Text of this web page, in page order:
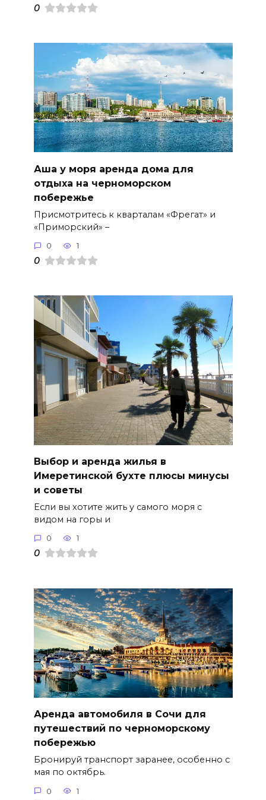
0
Аша у моря аренда дома для
отдыха на черноморском
побережье
Присмотритесь к кварталам «Фрегат» и
«Приморский» –
0 1
0
Выбор и аренда жилья в
Имеретинской бухте плюсы минусы
и советы
Если вы хотите жить у самого моря с
видом на горы и
0 1
0
Аренда автомобиля в Сочи для
путешествий по черноморскому
побережью
Бронируй транспорт заранее, особенно с
мая по октябрь.
0 1